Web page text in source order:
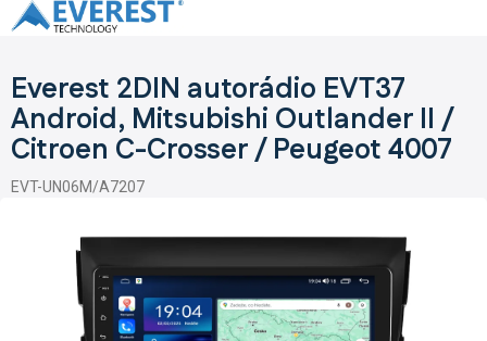
Přejít
na
Everest 2DIN autorádio EVT37
Android, Mitsubishi Outlander II /
Citroen C-Crosser / Peugeot 4007
EVT-UN06M/A7207